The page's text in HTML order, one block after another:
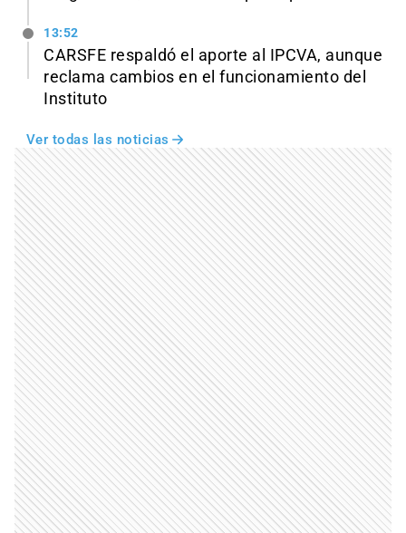
13:52
CARSFE respaldó el aporte al IPCVA, aunque
reclama cambios en el funcionamiento del
Instituto
Ver todas las noticias